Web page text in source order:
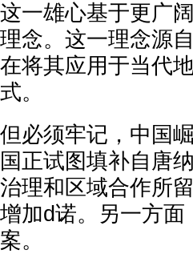
这一雄心基于更广
理念。这一理念源
在将其应用于当代
式。
但必须牢记，中国
国正试图填补自唐
治理和区域合作所
增加d诺。另一方
案。